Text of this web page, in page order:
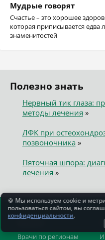
Мудрые говорят
Счастье – это хорошее
которая приписывается
знаменитостей
Полезно знать
Нервный тик глаза:
методы лечения »
ЛФК при
позвоночника»
Пяточная шпора:
лечения »
Каталог
Врачи по регионам
🍪 Мы используем cookie и
пользоваться сайтом, вы
конфиденциальности.